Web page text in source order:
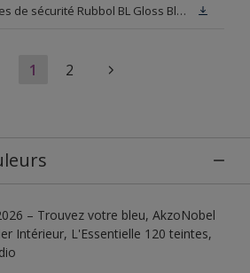
Fiche de données de sécurité Rubbol BL Gloss Blanc
1 2
– Trouvez votre bleu, AkzoNobel
Intérieur, L'Essentielle 120 teintes,